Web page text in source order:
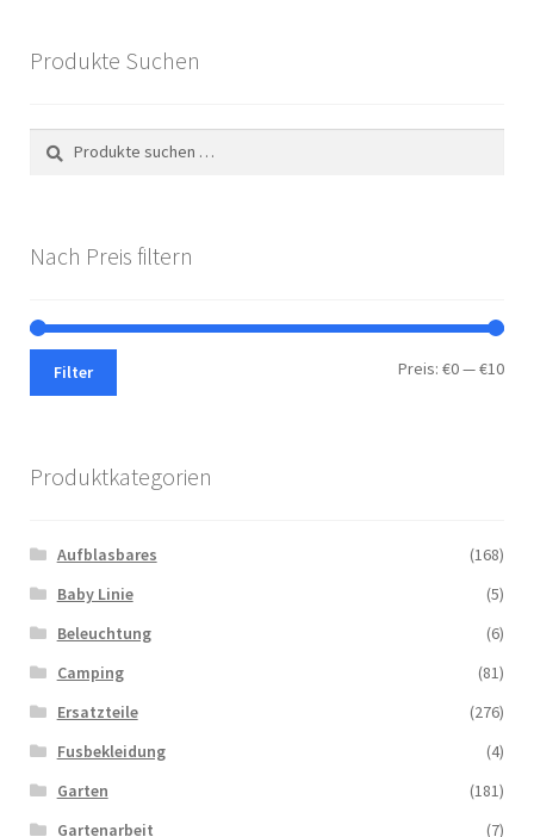
Produkte Suchen
Suchen
nach:
Suchen
Nach Preis filtern
Min.
Max.
Filter Preis: €0—€10
Produktkategorien
Aufblasbares
(168)
Baby Linie
(5)
Beleuchtung
(6)
Camping
(81)
Ersatzteile
(276)
Fusbekleidung
(4)
Garten
(181)
Gartenarbeit
(7)